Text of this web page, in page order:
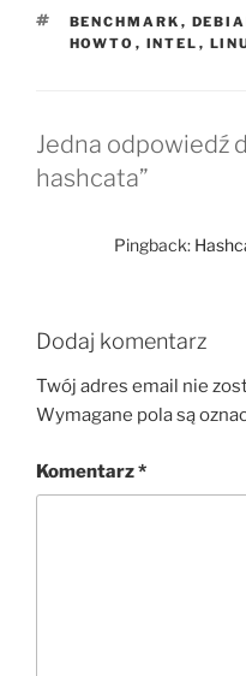
TAGI
BENCHMARK ,
HOWTO , INTEL ,
Jedna odpowiedź
hashcata”
Pingback:
Dodaj komentarz
Twój adres email nie
Wymagane pola są
Komentarz*